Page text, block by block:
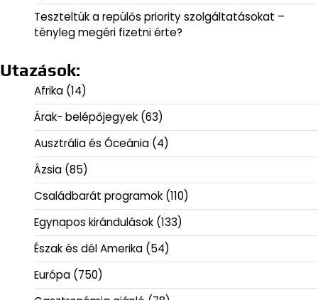
Teszteltük a repülős priority szolgáltatásokat –
tényleg megéri fizetni érte?
Utazások:
Afrika (14)
Árak- belépőjegyek (63)
Ausztrália és Óceánia (4)
Ázsia (85)
Családbarát programok (110)
Egynapos kirándulások (133)
Észak és dél Amerika (54)
Európa (750)